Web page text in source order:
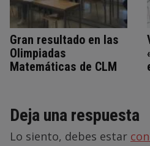
Gran resultado en las
Olimpiadas
Matemáticas de CLM
Deja una respuesta
Lo siento, debes estar